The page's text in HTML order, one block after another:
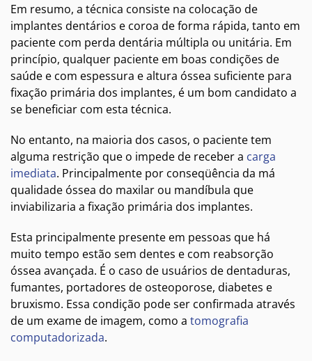
Em resumo, a técnica consiste na colocação de
implantes dentários e coroa de forma rápida, tanto em
paciente com perda dentária múltipla ou unitária. Em
princípio, qualquer paciente em boas condições de
saúde e com espessura e altura óssea suficiente para
fixação primária dos implantes, é um bom candidato a
se beneficiar com esta técnica.
No entanto, na maioria dos casos, o paciente tem
alguma restrição que o impede de receber a carga
imediata. Principalmente por conseqüência da má
qualidade óssea do maxilar ou mandíbula que
inviabilizaria a fixação primária dos implantes.
Esta principalmente presente em pessoas que há
muito tempo estão sem dentes e com reabsorção
óssea avançada. É o caso de usuários de dentaduras,
fumantes, portadores de osteoporose, diabetes e
bruxismo. Essa condição pode ser confirmada através
de um exame de imagem, como a tomografia
computadorizada.